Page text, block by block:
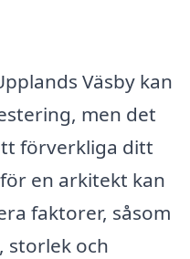
Väsby kan
men det
förverkliga ditt
en arkitekt kan
faktorer, såsom
storlek och